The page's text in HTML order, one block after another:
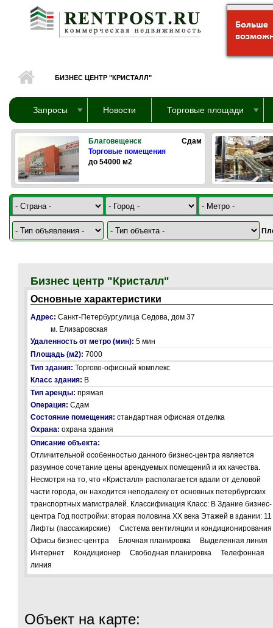
Перейти к основному содержанию
БИЗНЕС ЦЕНТР "КРИСТАЛЛ"
Запросы Новости Торговые площади
Благовещенск
Сдам
Торговые помещения
до 54000 м2
Бизнес центр "Кристалл"
Основные характеристики
Адрес: Санкт-Петербург,улица Седова, дом 37
м. Елизаровская
Удаленность от метро (мин): 5 мин
Площадь (м2): 7000
Тип здания: Торгово-офисный комплекс
Класс здания: В
Тип аренды: прямая
Операция: Сдам
Состояние помещения: стандартная офисная отделка
Охрана: охрана здания
Описание объекта:
Отличительной особенностью данного бизнес-центра является
разумное сочетание цены арендуемых помещений и их качества.
Несмотря на то, что «Кристалл» располагается вдали от деловой
части города, он находится неподалеку от основных петербургских
транспортных магистралей. Классификация Класс: B Здание бизнес-
центра Год постройки: вторая половина XX века Этажей в здании:
Лифты (пассажирские) Система вентиляции и кондиционирования
Офисы бизнес-центра Блочная планировка Выделенная линия
Интернет Кондиционер Свободная планировка Телефонная
линия
Объект на карте: